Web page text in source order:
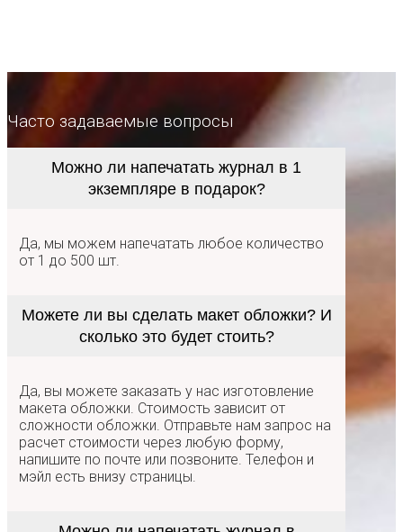
Часто задаваемые вопросы
Можно ли напечатать журнал в 1
экземпляре в подарок?
Да, мы можем напечатать любое количество
от 1 до 500 шт.
Можете ли вы сделать макет обложки? И
сколько это будет стоить?
Да, вы можете заказать у нас изготовление
макета обложки. Стоимость зависит от
сложности обложки. Отправьте нам запрос на
расчет стоимости через любую форму,
напишите по почте или позвоните. Телефон и
мэйл есть внизу страницы.